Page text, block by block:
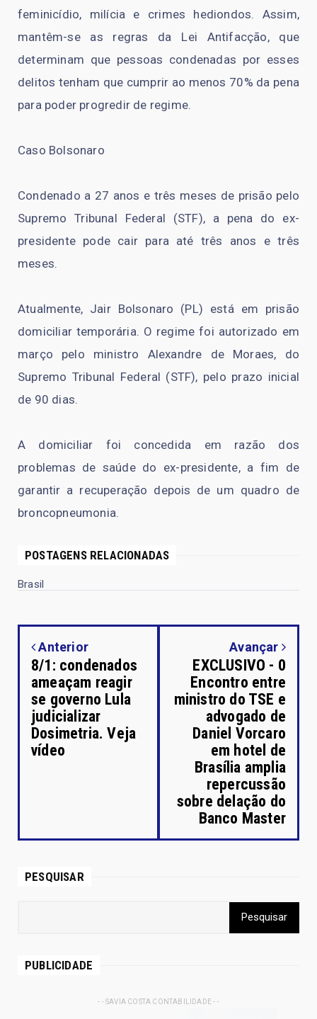
feminicídio, milícia e crimes hediondos. Assim,
mantêm-se as regras da Lei Antifacção, que
determinam que pessoas condenadas por esses
delitos tenham que cumprir ao menos 70% da pena
para poder progredir de regime.
Caso Bolsonaro
Condenado a 27 anos e três meses de prisão pelo
Supremo Tribunal Federal (STF), a pena do ex-
presidente pode cair para até três anos e três
meses.
Atualmente, Jair Bolsonaro (PL) está em prisão
domiciliar temporária. O regime foi autorizado em
março pelo ministro Alexandre de Moraes, do
Supremo Tribunal Federal (STF), pelo prazo inicial
de 90 dias.
A domiciliar foi concedida em razão dos
problemas de saúde do ex-presidente, a fim de
garantir a recuperação depois de um quadro de
broncopneumonia.
POSTAGENS RELACIONADAS
Brasil
Anterior
8/1: condenados
ameaçam reagir
se governo Lula
judicializar
Dosimetria. Veja
vídeo
Avançar
EXCLUSIVO - 0
Encontro entre
ministro do TSE e
advogado de
Daniel Vorcaro
em hotel de
Brasília amplia
repercussão
sobre delação do
Banco Master
PESQUISAR
PUBLICIDADE
- - SAVIA COSTA CONTABILIDADE - -